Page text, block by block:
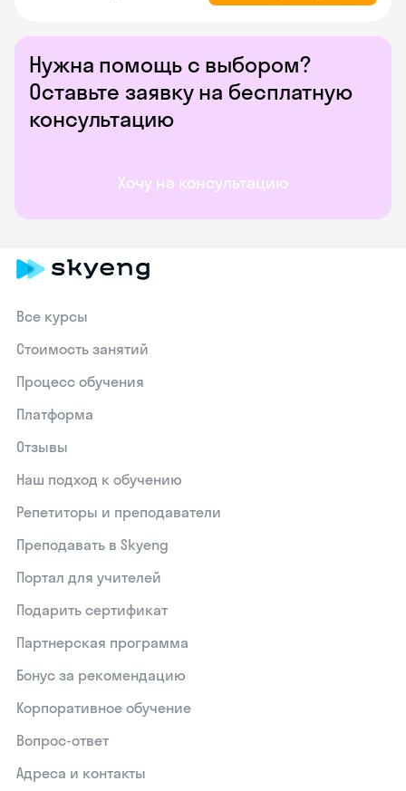
Нужна помощь с выбором?
Оставьте заявку на бесплатную
консультацию
Хочу на консультацию
Все курсы
Стоимость занятий
Процесс обучения
Платформа
Отзывы
Наш подход к обучению
Репетиторы и преподаватели
Преподавать в Skyeng
Портал для учителей
Подарить сертификат
Партнерская программа
Бонус за рекомендацию
Корпоративное обучение
Вопрос-ответ
Адреса и контакты